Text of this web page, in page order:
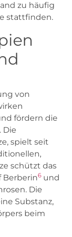
zu häufig
stattfinden.
von
fördern die
Die
spielt seit
schützt das
Berberin6 und
Die
Substanz,
beim